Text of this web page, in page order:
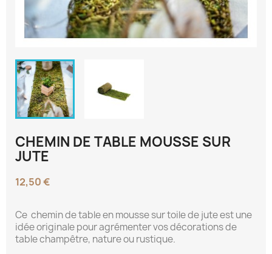
CHEMIN DE TABLE MOUSSE SUR
JUTE
12,50 €
Ce chemin de table en mousse sur toile de jute est une
idée originale pour agrémenter vos décorations de
table champêtre, nature ou rustique.